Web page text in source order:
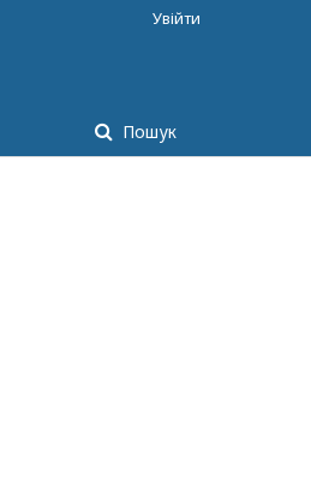
Пошук
Увійти